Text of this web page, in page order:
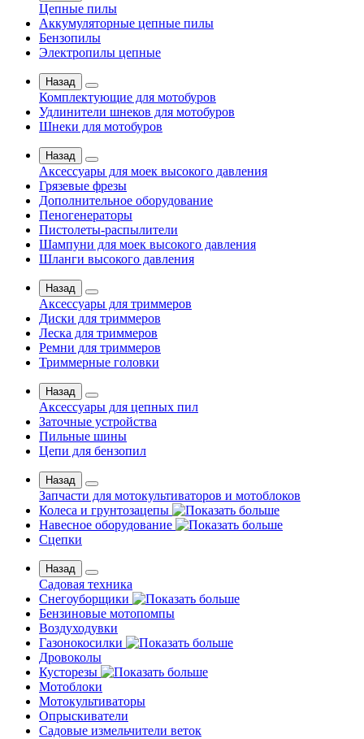
Цепные пилы
Аккумуляторные цепные пилы
Бензопилы
Электропилы цепные
Назад
Комплектующие для мотобуров
Удлинители шнеков для мотобуров
Шнеки для мотобуров
Назад
Аксессуары для моек высокого давления
Грязевые фрезы
Дополнительное оборудование
Пеногенераторы
Пистолеты-распылители
Шампуни для моек высокого давления
Шланги высокого давления
Назад
Аксессуары для триммеров
Диски для триммеров
Леска для триммеров
Ремни для триммеров
Триммерные головки
Назад
Аксессуары для цепных пил
Заточные устройства
Пильные шины
Цепи для бензопил
Назад
Запчасти для мотокультиваторов и мотоблоков
Колеса и грунтозацепы
Навесное оборудование
Сцепки
Назад
Садовая техника
Снегоуборщики
Бензиновые мотопомпы
Воздуходувки
Газонокосилки
Дровоколы
Кусторезы
Мотоблоки
Мотокультиваторы
Опрыскиватели
Садовые измельчители веток